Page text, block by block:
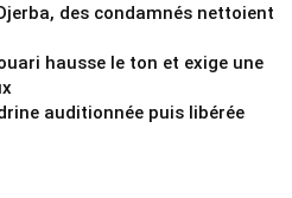
des condamnés nettoient
hausse le ton et exige une
auditionnée puis libérée